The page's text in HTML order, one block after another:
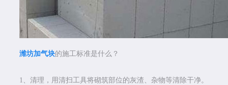
潍坊加气块的施工标准是什么？
1、清理，用清扫工具将砌筑部位的灰渣、杂物等清除干净。